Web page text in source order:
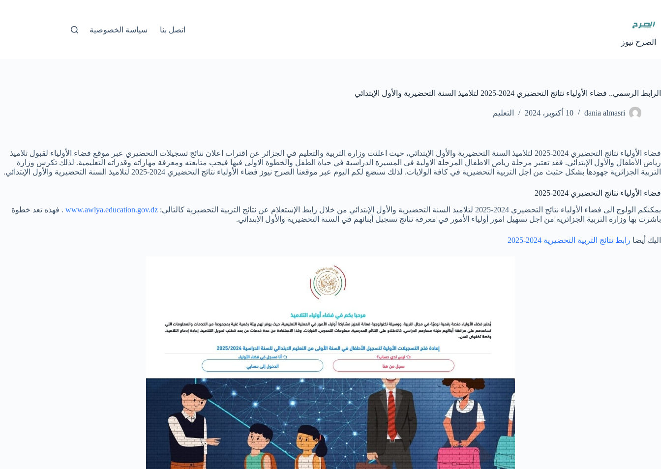
المحتوى
الصرح نيوز
اتصل بنا سياسة الخصوصية
الرابط الرسمي.. فضاء الأولياء نتائج التحضيري 2024-2025 لتلاميذ السنة التحضيرية والأول الإبتدائي
dania almasri 10 أكتوبر، 2024 التعليم
فضاء الأولياء نتائج التحضيري 2024-2025 لتلاميذ السنة التحضيرية والأول الإبتدائي، حيث اعلنت وزارة التربية والتعليم في الجزائر عن اقتراب اعلان نتائج تسجيلات التحضيري عبر موقع فضاء الأولياء لقبول تلاميذ
رياض الأطفال والأول الإبتدائي. فقد تعتبر مرحلة رياض الاطفال المرحلة الاولية في المسيرة الدراسية في حياة الطفل والخطوة الاولى فيها فيجب متابعته ومعرفة مهاراته وقدراته التعليمية. لذلك تكرس وزارة
التربية الجزائرية جهودها بشكل حثيث من اجل التربية التحضيرية في كافة الولايات. لذلك سنضع لكم اليوم عبر موقعنا الصرح نيوز فضاء الأولياء نتائج التحضيري 2024-2025 لتلاميذ السنة التحضيرية والأول الإبتدائي.
فضاء الأولياء نتائج التحضيري 2024-2025
يمكنكم الولوج الى فضاء الأولياء نتائج التحضيري 2024-2025 لتلاميذ السنة التحضيرية والأول الإبتدائي من خلال رابط الإستعلام عن نتائج التربية التحضيرية كالتالي:
www.awlya.education.gov.dz . فهذه تعد خطوة
باشرت بها وزارة التربية الجزائرية من اجل تسهيل امور أولياء الأمور في معرفة نتائج تسجيل أبنائهم في السنة التحضيرية والأول الإبتدائي.
اليك أيضا رابط نتائج التربية التحضيرية 2024-2025